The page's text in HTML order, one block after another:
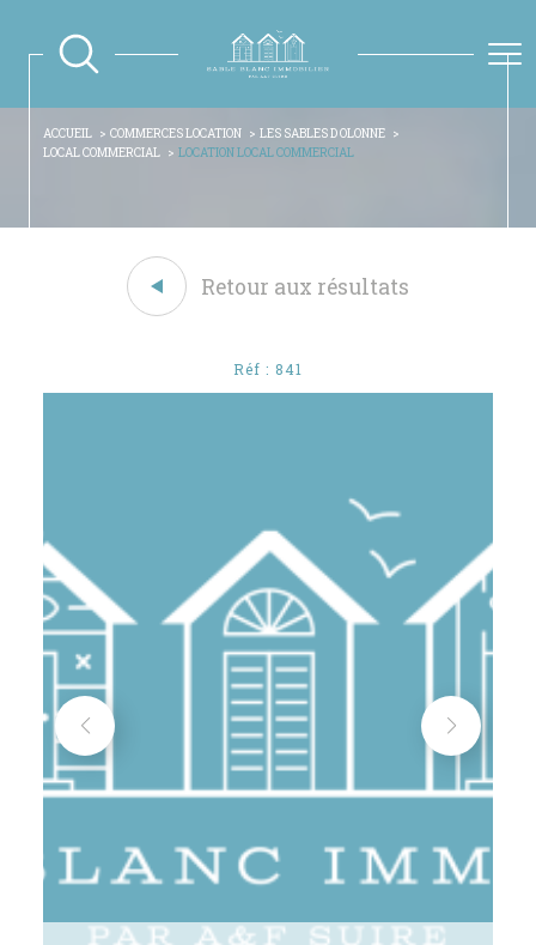
ACCUEIL COMMERCES LOCATION
LES SABLES D OLONNE
LOCAL COMMERCIAL
LOCATION LOCAL COMMERCIAL
Retour aux résultats
Réf : 841